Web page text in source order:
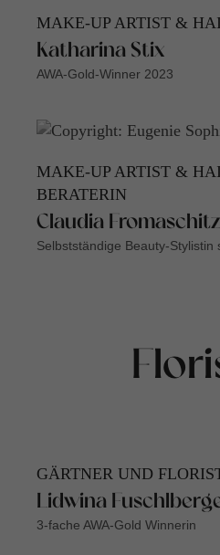
MAKE-UP ARTIST &
Katharina Stix
AWA-Gold-Winner 2023
MAKE-UP ARTIST &
BERATERIN
Claudia Fromaschitz
Selbstständige Beauty-Stylistin
GÄRTNER UND
Lidwina
3-fache AWA-Gold Winnerin